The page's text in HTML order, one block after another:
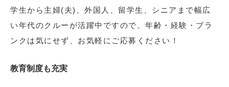
学生から主婦(夫)、外国人、留学生、シニアまで幅広
い年代のクルーが活躍中ですので、年齢・経験・ブラ
ンクは気にせず、お気軽にご応募ください！
教育制度も充実